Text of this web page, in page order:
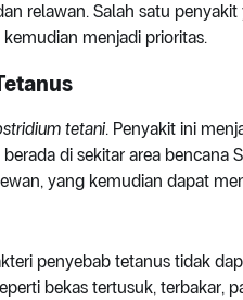
relawan. Salah satu
menjadi prioritas.
tetani. Penyakit ini
di sekitar area bencana
yang kemudian dapat
penyebab tetanus tidak
bekas tertusuk, terbakar,